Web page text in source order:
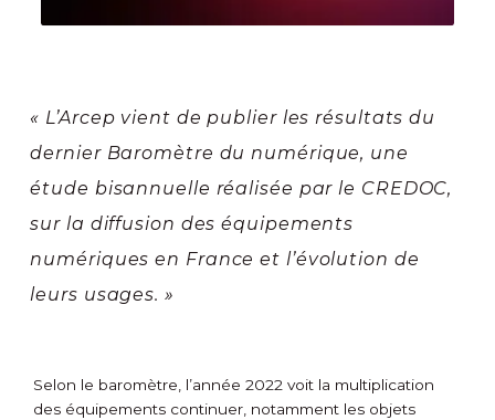
« L’Arcep vient de publier les résultats du
dernier Baromètre du numérique, une
étude bisannuelle réalisée par le CREDOC,
sur la diffusion des équipements
numériques en France et l’évolution de
leurs usages. »
Selon le baromètre, l’année 2022 voit la multiplication
des équipements continuer, notamment les objets